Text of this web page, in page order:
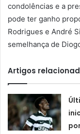
condolências e a
pode ter ganho
Rodrigues e André
semelhança de
Artigos